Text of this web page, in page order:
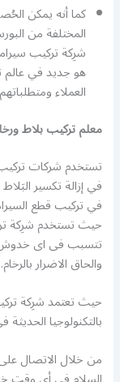
كما أنه يمكن
المختلفة من
شرِكة تركيب
هو جديد في عالم
العملاء
معلم تركيب بلاط
تستخدم شركات
في إزالة تكسير
في تركيب قطع
حيث تستخدم شرِكة
تتسبب فى اى خدوش
والحاق الاضرار بالرخام.
حيث تعتمد شرِكة
بالتكنولوجيا
من خلال الاتصال